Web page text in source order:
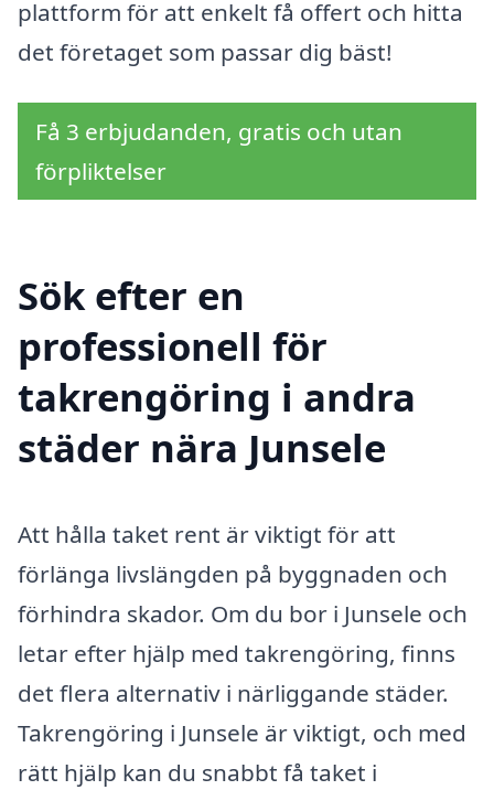
plattform för att enkelt få offert och hitta
det företaget som passar dig bäst!
Få 3 erbjudanden, gratis och utan
förpliktelser
Sök efter en
professionell för
takrengöring i andra
städer nära Junsele
Att hålla taket rent är viktigt för att
förlänga livslängden på byggnaden och
förhindra skador. Om du bor i Junsele och
letar efter hjälp med takrengöring, finns
det flera alternativ i närliggande städer.
Takrengöring i Junsele är viktigt, och med
rätt hjälp kan du snabbt få taket i